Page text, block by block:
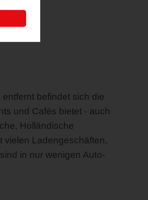
befindet sich die
und Cafés bietet - auch
Holländische
vielen Ladengeschäften,
in nur wenigen Auto-